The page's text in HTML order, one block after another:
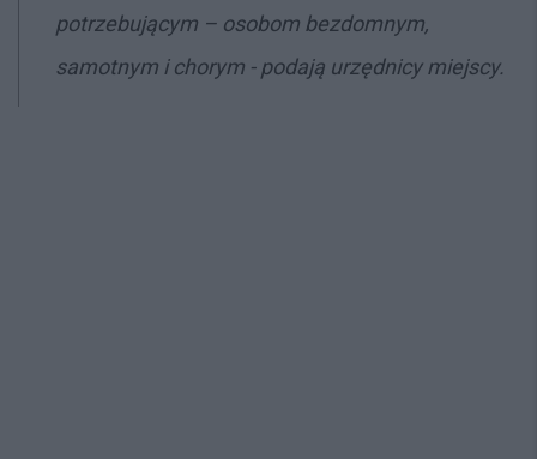
potrzebującym – osobom bezdomnym,
samotnym i chorym - podają urzędnicy miejscy.